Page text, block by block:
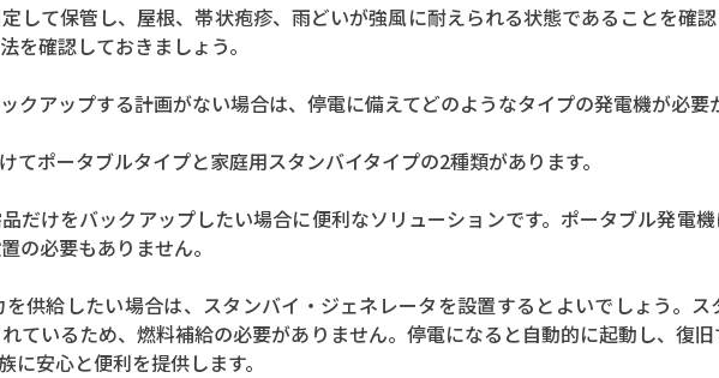
して保管し、屋根、帯状疱疹、雨どいが強風に耐えられる状態であることを確
を確認しておきましょう。
クアップする計画がない場合は、停電に備えてどのようなタイプの発電機が必要
てポータブルタイプと家庭用スタンバイタイプの2種類があります。
だけをバックアップしたい場合に便利なソリューションです。ポータブル発電機
の必要もありません。
供給したい場合は、スタンバイ・ジェネレータを設置するとよいでしょう。
ているため、燃料補給の必要がありません。停電になると自動的に起動し、復
安心と便利を提供します。